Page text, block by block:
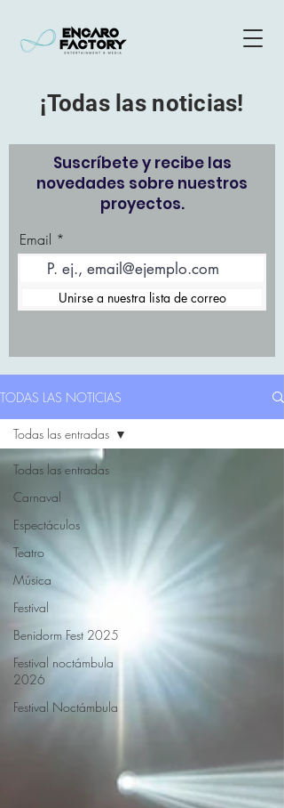
¡Todas las noticias!
Suscríbete y recibe las
novedades sobre nuestros
proyectos.
Email
Unirse a nuestra lista de correo
TODAS LAS NOTICIAS
Todas las entradas
Carnaval
Espectáculos
Teatro
Música
Festival
Benidorm Fest 2025
Festival noctámbula
2026
Festival Noctámbula
Todas las entradas